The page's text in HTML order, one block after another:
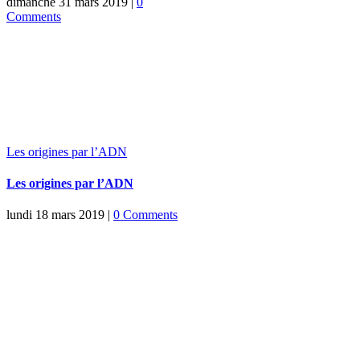
Comments
Les origines par l’ADN
Les origines par l’ADN
lundi 18 mars 2019 | 0 Comments